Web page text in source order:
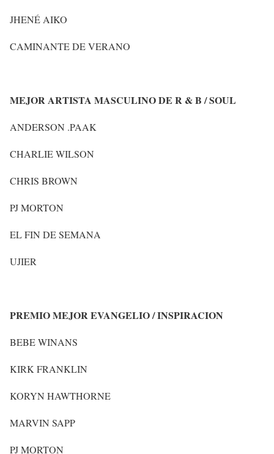
JHENÉ AIKO
CAMINANTE DE VERANO
MEJOR ARTISTA MASCULINO DE R & B / SOUL
ANDERSON .PAAK
CHARLIE WILSON
CHRIS BROWN
PJ MORTON
EL FIN DE SEMANA
UJIER
PREMIO MEJOR EVANGELIO / INSPIRACION
BEBE WINANS
KIRK FRANKLIN
KORYN HAWTHORNE
MARVIN SAPP
PJ MORTON